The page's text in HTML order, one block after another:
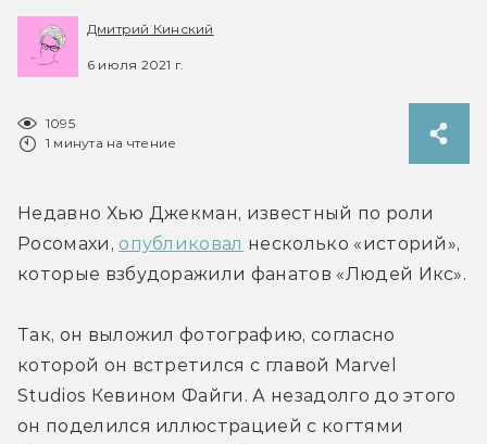
Дмитрий Кинский
6 июля 2021 г.
1095
1 минута на чтение
Недавно Хью Джекман, известный по роли
Росомахи, опубликовал несколько «историй»,
которые взбудоражили фанатов «Людей Икс».
Так, он выложил фотографию, согласно
которой он встретился с главой Marvel
Studios Кевином Файги. А незадолго до этого
он поделился иллюстрацией с когтями